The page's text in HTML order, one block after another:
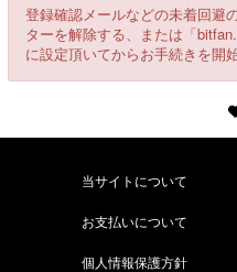
登録確認メールなどの未着回避
ターを解除する、または「
に設定頂いてからお手続きを開
当サイトについて
お支払いについて
個人情報保護方針